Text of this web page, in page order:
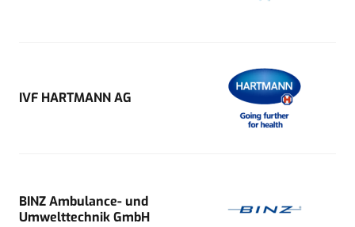
IVF HARTMANN AG
BINZ Ambulance- und
Umwelttechnik GmbH